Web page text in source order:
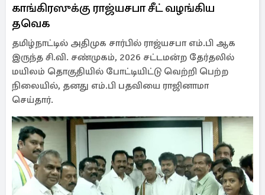
காங்கிரஸுக்கு ராஜ்யசபா சீட் வழங்கிய
தவெக
தமிழ்நாட்டில் அதிமுக சார்பில் ராஜ்யசபா எம்.பி ஆக
இருந்த சி.வி. சண்முகம், 2026 சட்டமன்ற தேர்தலில்
மயிலம் தொகுதியில் போட்டியிட்டு வெற்றி பெற்ற
நிலையில், தனது எம்.பி பதவியை ராஜினாமா
செய்தார்.